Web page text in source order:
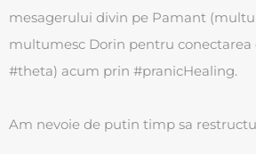
mesagerului divin pe Pamant
multumesc Dorin pentru conectarea
#theta) acum prin #pranicHealing.
Am nevoie de putin timp sa